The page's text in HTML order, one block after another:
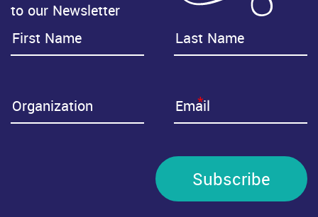
to our Newsletter
*
Subscribe